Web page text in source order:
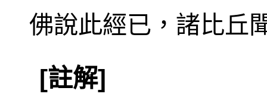
佛說此經已，諸比丘
[註解]